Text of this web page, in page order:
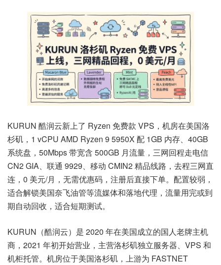
KURUN 酷润云新上了 Ryzen 免费款 VPS，机房在美国洛
杉矶，1 vCPU AMD Ryzen 9 5950X 配 1GB 内存、40GB
系统盘，50Mbps 带宽含 500GB 月流量，三网回程走电信
CN2 GIA、联通 9929、移动 CMIN2 精品线路，去程三网直
连，0 美元/月，无需优惠码，注册后直接下单。配置较弱，
适合解锁美国奈飞油管等流媒体和落地代理，流量用完或到
期自动回收，适合短期测试。
KURUN（酷润云）是 2020 年在美国成立的国人老牌主机
商，2021 年初开始营业，主营洛杉矶独立服务器、VPS 和
机柜托管。机房位于美国洛杉矶，上游为 FASTNET